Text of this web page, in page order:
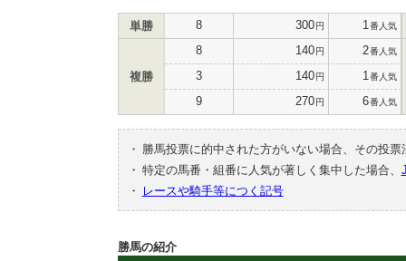
単勝 8 300円 1 番人気
複勝
8 140円 2番人気
3 140円 1 番人気
9 270円 6番人気
・
勝馬投票に的中された方がいない場合、その投
・ 特定の馬番・組番に人気が著しく集中した場合、
・
レースや騎手等につく記号
勝馬の紹介